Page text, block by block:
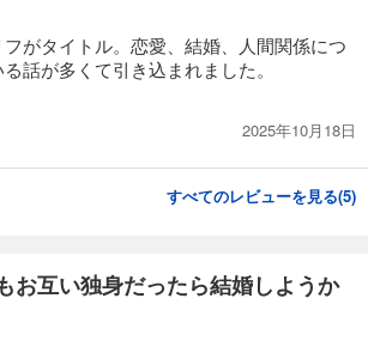
がタイトル。恋愛、結婚、人間関係につ
話が多くて引き込まれました。
2025年10月18日
すべてのレビューを見る(5)
お互い独身だったら結婚しようか